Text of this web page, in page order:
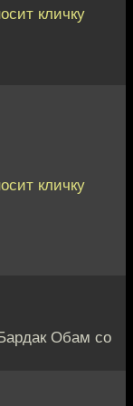
кличку
кличку
Обам со